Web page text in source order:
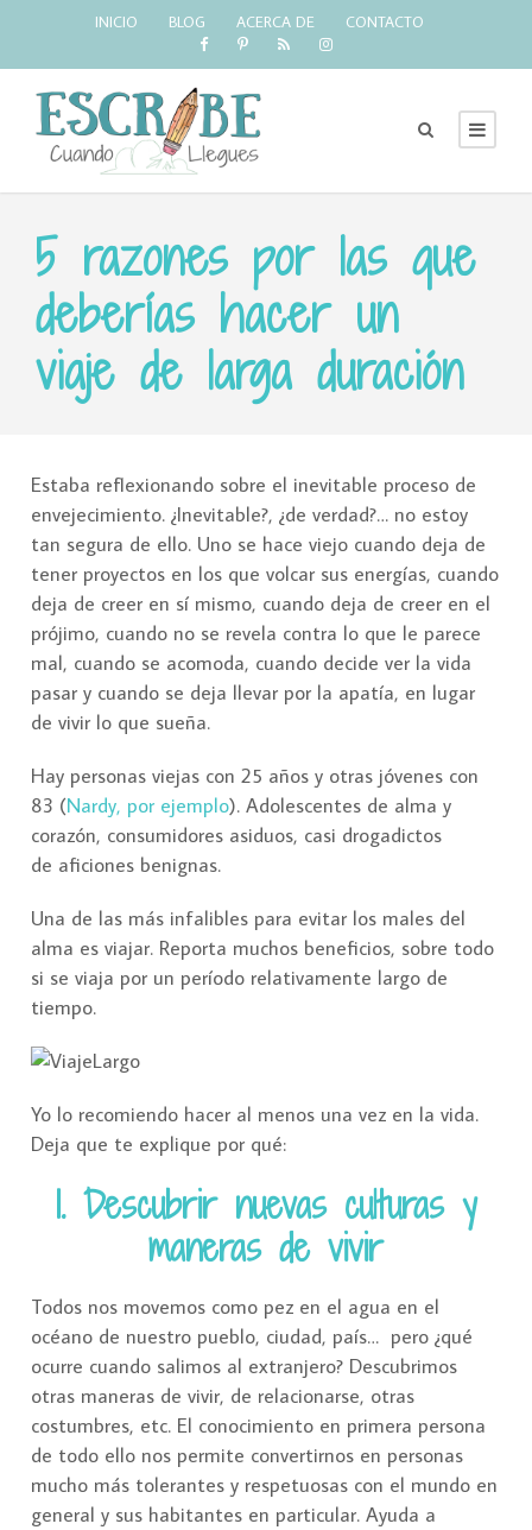
INICIO BLOG ACERCA DE CONTACTO
5 razones por las que
deberías hacer un
viaje de larga duración
Estaba reflexionando sobre el inevitable proceso de
envejecimiento. ¿Inevitable?, ¿de verdad?… no estoy
tan segura de ello. Uno se hace viejo cuando deja de
tener proyectos en los que volcar sus energías, cuando
deja de creer en sí mismo, cuando deja de creer en el
prójimo, cuando no se revela contra lo que le parece
mal, cuando se acomoda, cuando decide ver la vida
pasar y cuando se deja llevar por la apatía, en lugar
de vivir lo que sueña.
Hay personas viejas con 25 años y otras jóvenes con
83 (Nardy, por ejemplo). Adolescentes de alma y
corazón, consumidores asiduos, casi drogadictos
de aficiones benignas.
Una de las más infalibles para evitar los males del
alma es viajar. Reporta muchos beneficios, sobre todo
si se viaja por un período relativamente largo de
tiempo.
Yo lo recomiendo hacer al menos una vez en la vida.
Deja que te explique por qué:
1. Descubrir nuevas culturas y
maneras de vivir
Todos nos movemos como pez en el agua en el
océano de nuestro pueblo, ciudad, país… pero ¿qué
ocurre cuando salimos al extranjero? Descubrimos
otras maneras de vivir, de relacionarse, otras
costumbres, etc. El conocimiento en primera persona
de todo ello nos permite convertirnos en personas
mucho más tolerantes y respetuosas con el mundo en
general y sus habitantes en particular. Ayuda a